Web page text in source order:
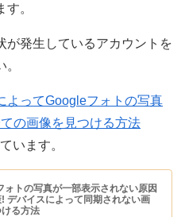
。
が発生しているアカウントを
よってGoogleフォトの写真
の画像を見つける方法
います。
ォトの写真が一部表示されない原因
! デバイスによって同期されない画
る方法